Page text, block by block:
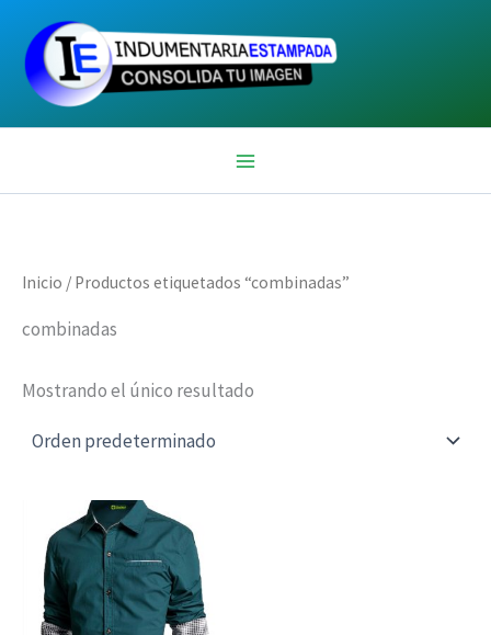
contenido
Inicio / Productos etiquetados “combinadas”
combinadas
Mostrando el único resultado